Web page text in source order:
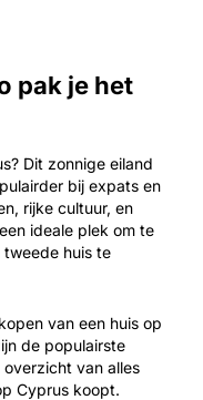
pak je het
Dit zonnige eiland
bij expats en
rijke cultuur, en
ideale plek om te
huis te
van een huis op
de populairste
van alles
Cyprus koopt.